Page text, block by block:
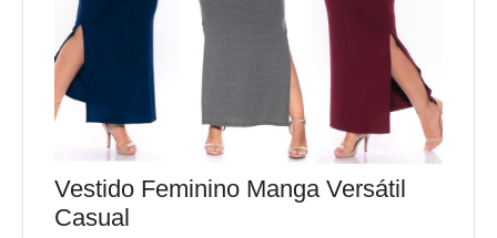
Vestido Feminino Manga Versátil
Casual